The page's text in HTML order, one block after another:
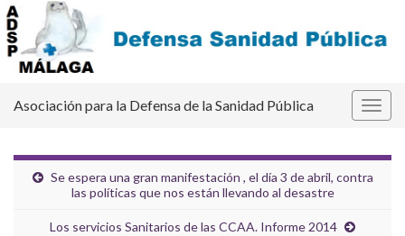
Asociación para la Defensa de la Sanidad Pública
Se espera una gran manifestación , el día 3 de abril, contra
las políticas que nos están llevando al desastre
Los servicios Sanitarios de las CCAA. Informe 2014